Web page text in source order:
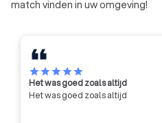
match vinden in uw omgeving!
starstarstarstarstar
Het was goed zoals altijd
Het was goed zoals altijd